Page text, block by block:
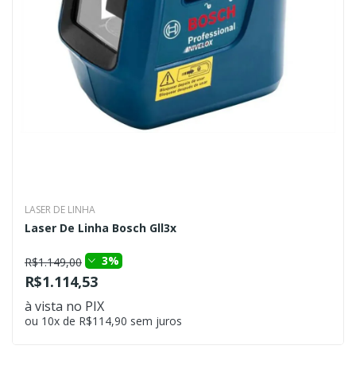
LASER DE LINHA
Laser De Linha Bosch Gll3x
R$1.149,00 3%
R$1.114,53
à vista no PIX
ou 10x de R$114,90 sem juros